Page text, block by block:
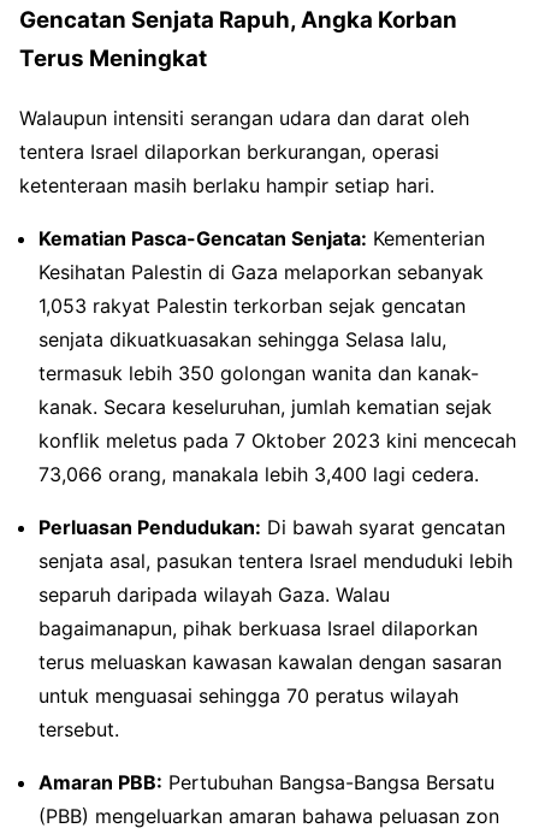
Gencatan Senjata Rapuh, Angka Korban
Terus Meningkat
Walaupun intensiti serangan udara dan darat oleh
tentera Israel dilaporkan berkurangan, operasi
ketenteraan masih berlaku hampir setiap hari.
Kematian Pasca-Gencatan Senjata: Kementerian
Kesihatan Palestin di Gaza melaporkan sebanyak
1,053 rakyat Palestin terkorban sejak gencatan
senjata dikuatkuasakan sehingga Selasa lalu,
termasuk lebih 350 golongan wanita dan kanak-
kanak. Secara keseluruhan, jumlah kematian sejak
konflik meletus pada 7 Oktober 2023 kini mencecah
73,066 orang, manakala lebih 3,400 lagi cedera.
Perluasan Pendudukan: Di bawah syarat gencatan
senjata asal, pasukan tentera Israel menduduki lebih
separuh daripada wilayah Gaza. Walau
bagaimanapun, pihak berkuasa Israel dilaporkan
terus meluaskan kawasan kawalan dengan sasaran
untuk menguasai sehingga 70 peratus wilayah
tersebut.
Amaran PBB: Pertubuhan Bangsa-Bangsa Bersatu
(PBB) mengeluarkan amaran bahawa peluasan zon